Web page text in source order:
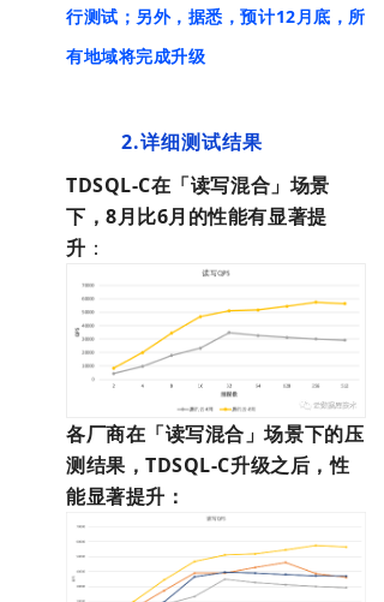
行测试；另外，据悉，预计12月底，所
有地域将完成升级
2.详细测试结果
TDSQL-C在「读写混合」场景
下，8月比6月的性能有显著提
升 ：
各厂商在「读写混合」场景下的压
测结果，TDSQL-C升级之后，性
能显著提升：